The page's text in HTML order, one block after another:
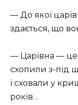
— До якої
здається, що
— Царівна — це
схопили з-під
і сховали у
років…